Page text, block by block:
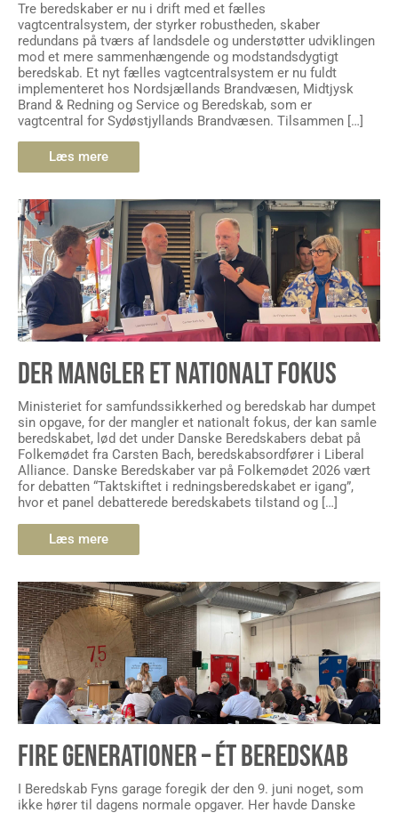
Tre beredskaber er nu i drift med et fælles
vagtcentralsystem, der styrker robustheden, skaber
redundans på tværs af landsdele og understøtter udviklingen
mod et mere sammenhængende og modstandsdygtigt
beredskab. Et nyt fælles vagtcentralsystem er nu fuldt
implementeret hos Nordsjællands Brandvæsen, Midtjysk
Brand & Redning og Service og Beredskab, som er
vagtcentral for Sydøstjyllands Brandvæsen. Tilsammen […]
Læs mere
DER MANGLER ET NATIONALT FOKUS
Ministeriet for samfundssikkerhed og beredskab har dumpet
sin opgave, for der mangler et nationalt fokus, der kan samle
beredskabet, lød det under Danske Beredskabers debat på
Folkemødet fra Carsten Bach, beredskabsordfører i Liberal
Alliance. Danske Beredskaber var på Folkemødet 2026 vært
for debatten “Taktskiftet i redningsberedskabet er igang”,
hvor et panel debatterede beredskabets tilstand og […]
Læs mere
FIRE GENERATIONER – ÉT BEREDSKAB
I Beredskab Fyns garage foregik der den 9. juni noget, som
ikke hører til dagens normale opgaver. Her havde Danske